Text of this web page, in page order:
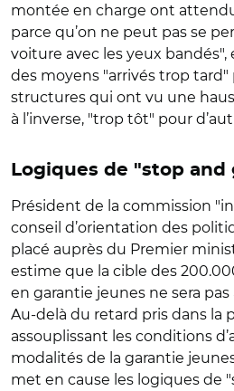
montée en charge ont
parce qu’on ne peut pas se
voiture avec les yeux
des moyens "arrivés trop
structures qui ont vu une
à l’inverse, "trop tôt" pour
Logiques de "stop
Président de la commission
conseil d’orientation des
placé auprès du Premier
estime que la cible des
en garantie jeunes ne sera
Au-delà du retard pris dans la
assouplissant les conditions
modalités de la garantie
met en cause les logiques de